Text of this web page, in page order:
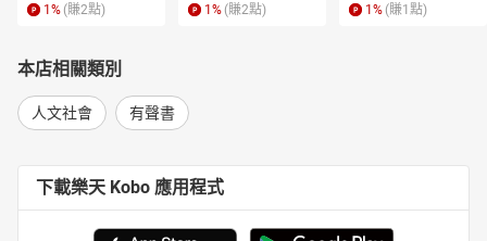
1% (賺2點) 1% (賺2點) 1% (賺1點)
本店相關類別
人文社會 有聲書
下載樂天 Kobo 應用程式